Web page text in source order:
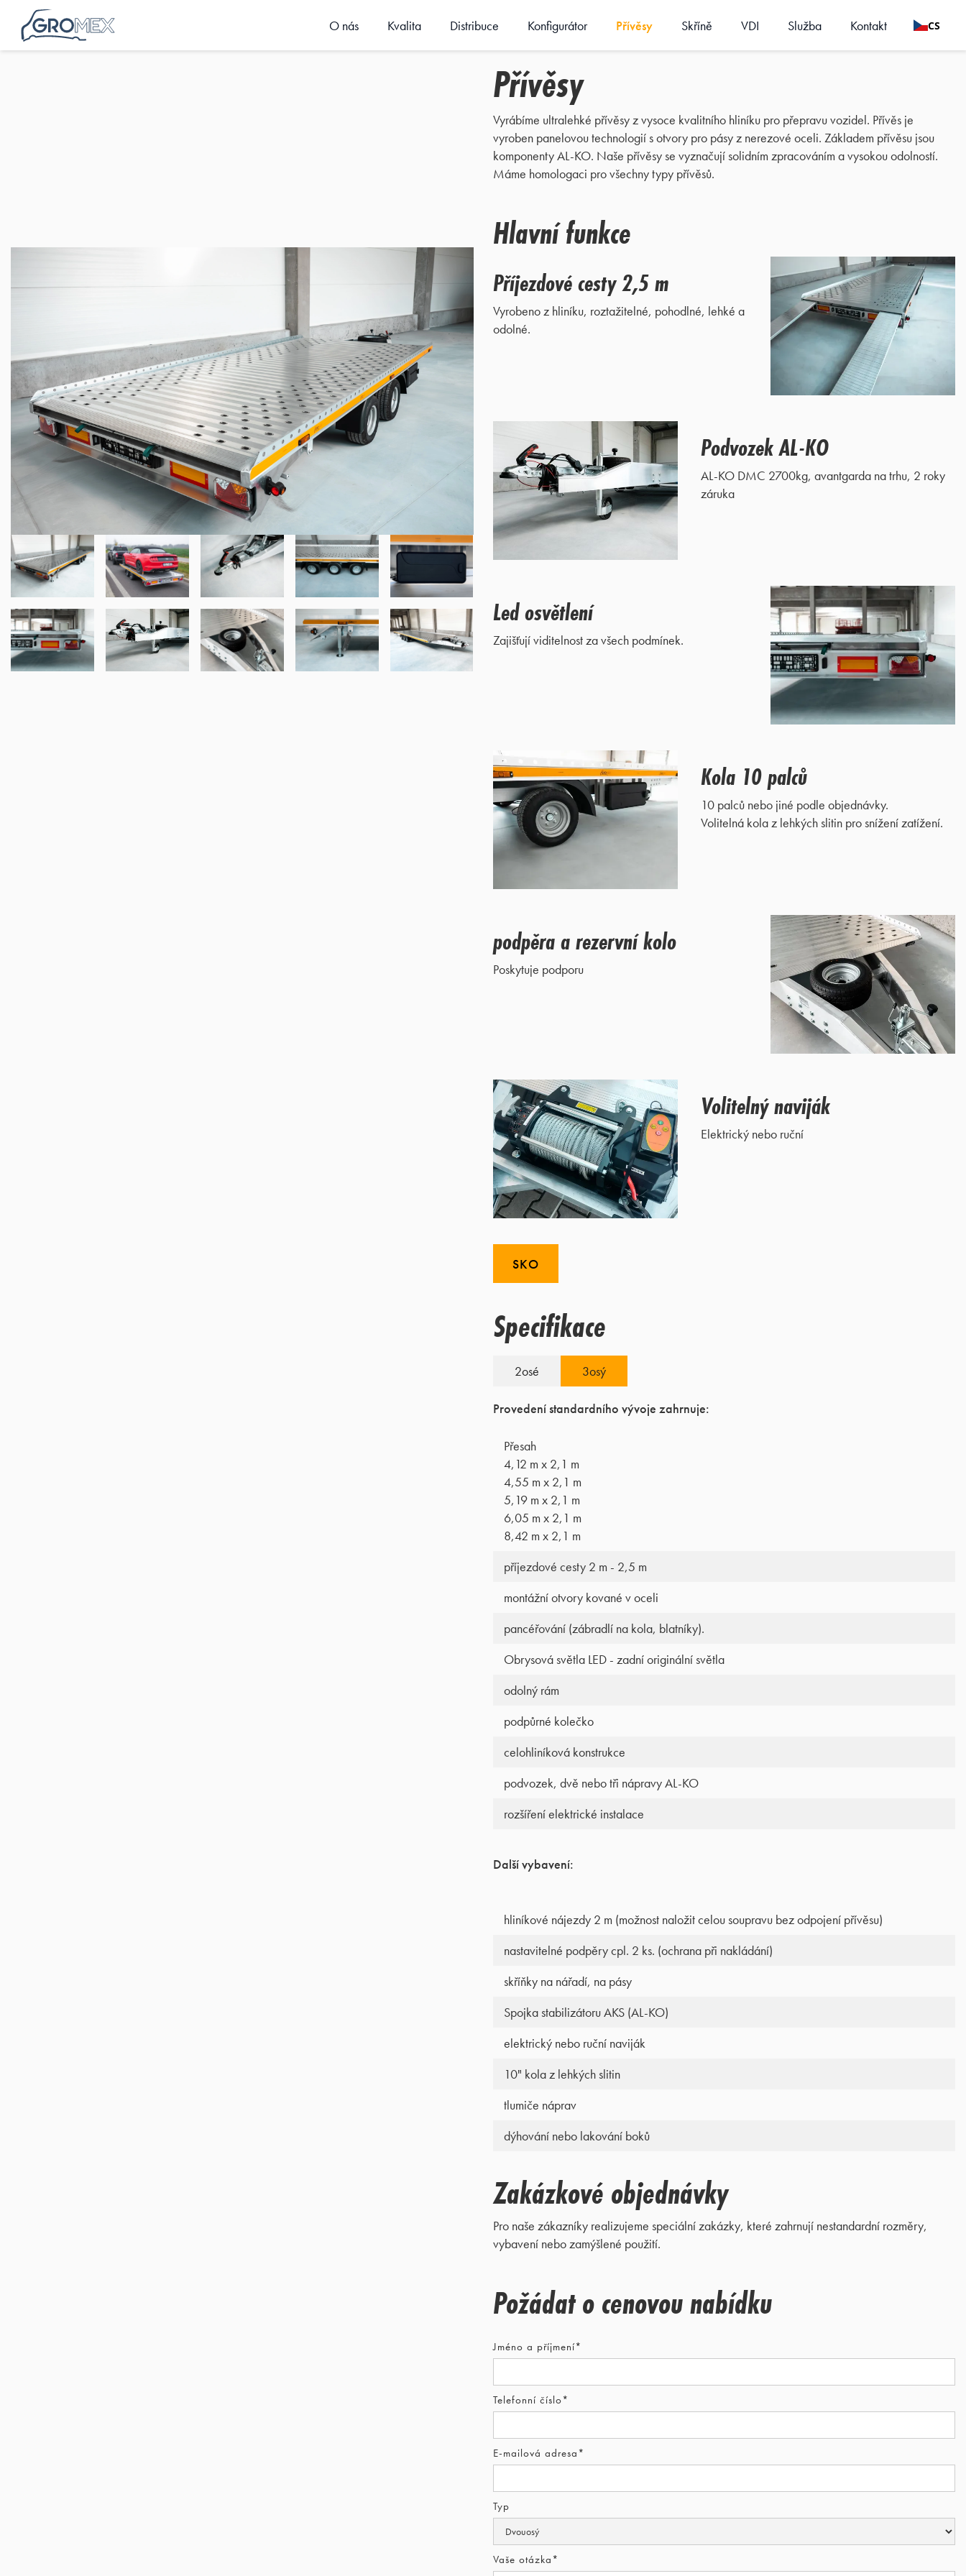
O nás Kvalita Distribuce Konfigurátor Přívěsy Skříně VDI Služba Kontakt CS
Přívěsy
Vyrábíme ultralehké přívěsy z vysoce kvalitního hliníku pro přepravu vozidel. Přívěs je
vyroben panelovou technologií s otvory pro pásy z nerezové oceli. Základem přívěsu jsou
komponenty AL-KO. Naše přívěsy se vyznačují solidním zpracováním a vysokou odolností.
Máme homologaci pro všechny typy přívěsů.
Hlavní funkce
Příjezdové cesty 2,5 m
Vyrobeno z hliníku, roztažitelné, pohodlné, lehké a
odolné.
Podvozek AL-KO
AL-KO DMC 2700kg, avantgarda na trhu, 2 roky
záruka
Led osvětlení
Zajišťují viditelnost za všech podmínek.
Kola 10 palců
10 palců nebo jiné podle objednávky.
Volitelná kola z lehkých slitin pro snížení zatížení.
podpěra a rezervní kolo
Poskytuje podporu
Volitelný naviják
Elektrický nebo ruční
SKO
Specifikace
2osé 3osý
Provedení standardního vývoje zahrnuje:
Přesah
4,12 m x 2,1 m
4,55 m x 2,1 m
5,19 m x 2,1 m
6,05 m x 2,1 m
8,42 m x 2,1 m
příjezdové cesty 2 m - 2,5 m
montážní otvory kované v oceli
pancéřování (zábradlí na kola, blatníky).
Obrysová světla LED - zadní originální světla
odolný rám
podpůrné kolečko
celohliníková konstrukce
podvozek, dvě nebo tři nápravy AL-KO
rozšíření elektrické instalace
Další vybavení:
hliníkové nájezdy 2 m (možnost naložit celou soupravu bez odpojení přívěsu)
nastavitelné podpěry cpl. 2 ks. (ochrana při nakládání)
skříňky na nářadí, na pásy
Spojka stabilizátoru AKS (AL-KO)
elektrický nebo ruční naviják
10" kola z lehkých slitin
tlumiče náprav
dýhování nebo lakování boků
Zakázkové objednávky
Pro naše zákazníky realizujeme speciální zakázky, které zahrnují nestandardní rozměry,
vybavení nebo zamýšlené použití.
Požádat o cenovou nabídku
Jméno a příjmení*
Telefonní číslo*
E-mailová adresa*
Typ
Vaše otázka*